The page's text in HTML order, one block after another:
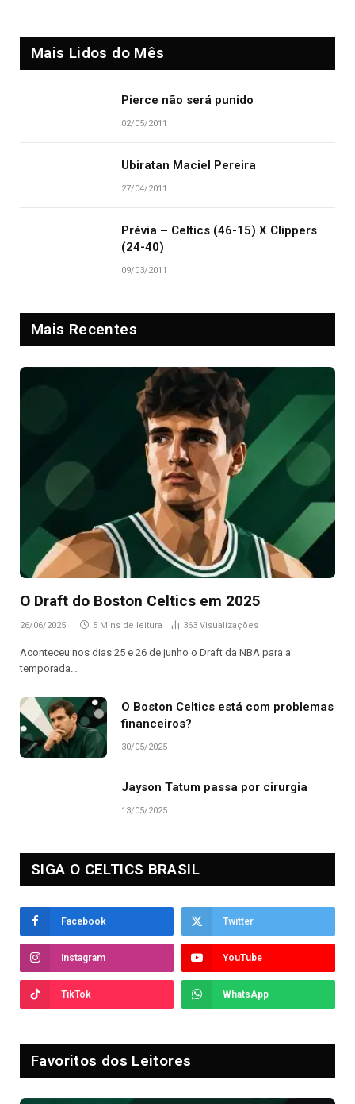
Mais Lidos do Mês
Pierce não será punido
02/05/2011
Ubiratan Maciel Pereira
27/04/2011
Prévia – Celtics (46-15) X Clippers
(24-40)
09/03/2011
Mais Recentes
O Draft do Boston Celtics em 2025
26/06/2025 5 Mins de leitura 363 Visualizações
Aconteceu nos dias 25 e 26 de junho o Draft da NBA para a
temporada…
O Boston Celtics está com problemas
financeiros?
30/05/2025
Jayson Tatum passa por cirurgia
13/05/2025
SIGA O CELTICS BRASIL
Facebook Twitter
Instagram YouTube
TikTok WhatsApp
Favoritos dos Leitores